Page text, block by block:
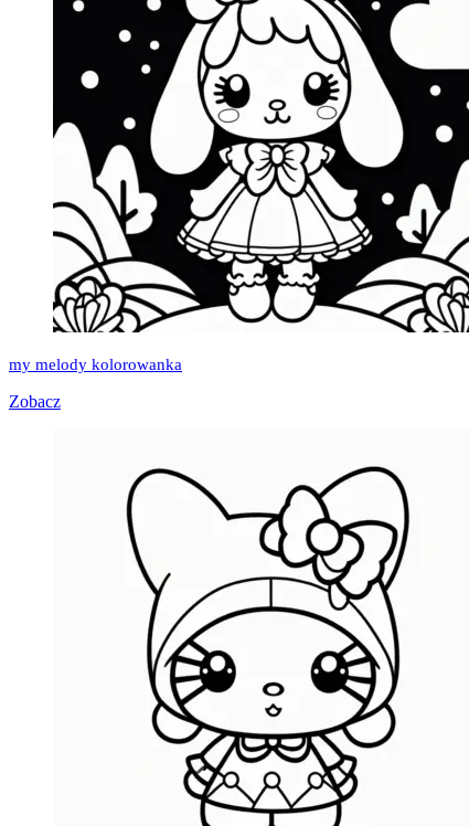
my melody kolorowanka
Zobacz